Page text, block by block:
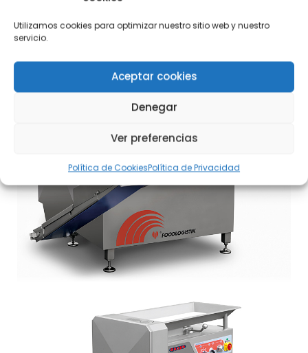
Utilizamos cookies para optimizar nuestro sitio web y nuestro
servicio.
Aceptar cookies
Denegar
Ver preferencias
Política de CookiesPolítica de Privacidad